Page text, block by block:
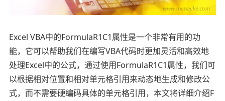
Excel VBA中的FormulaR1C1属性是一个非常有用的功
能，它可以帮助我们在编写VBA代码时更加灵活和高效地
处理Excel中的公式，通过使用FormulaR1C1属性，我们可
以根据相对位置和相对单元格引用来动态地生成和修改公
式，而不需要硬编码具体的单元格引用，本文将详细介绍F